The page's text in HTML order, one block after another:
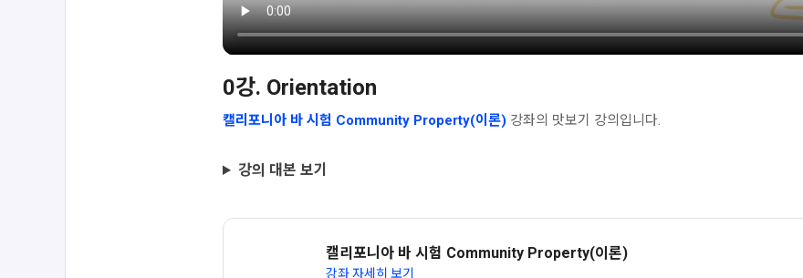
0강. Orientation
캘리포니아 바 시험 Community Property(이론) 강좌의 맛보기 강의입니다.
강의 대본 보기
캘리포니아 바 시험 Community Property(이론)
강좌 자세히 보기